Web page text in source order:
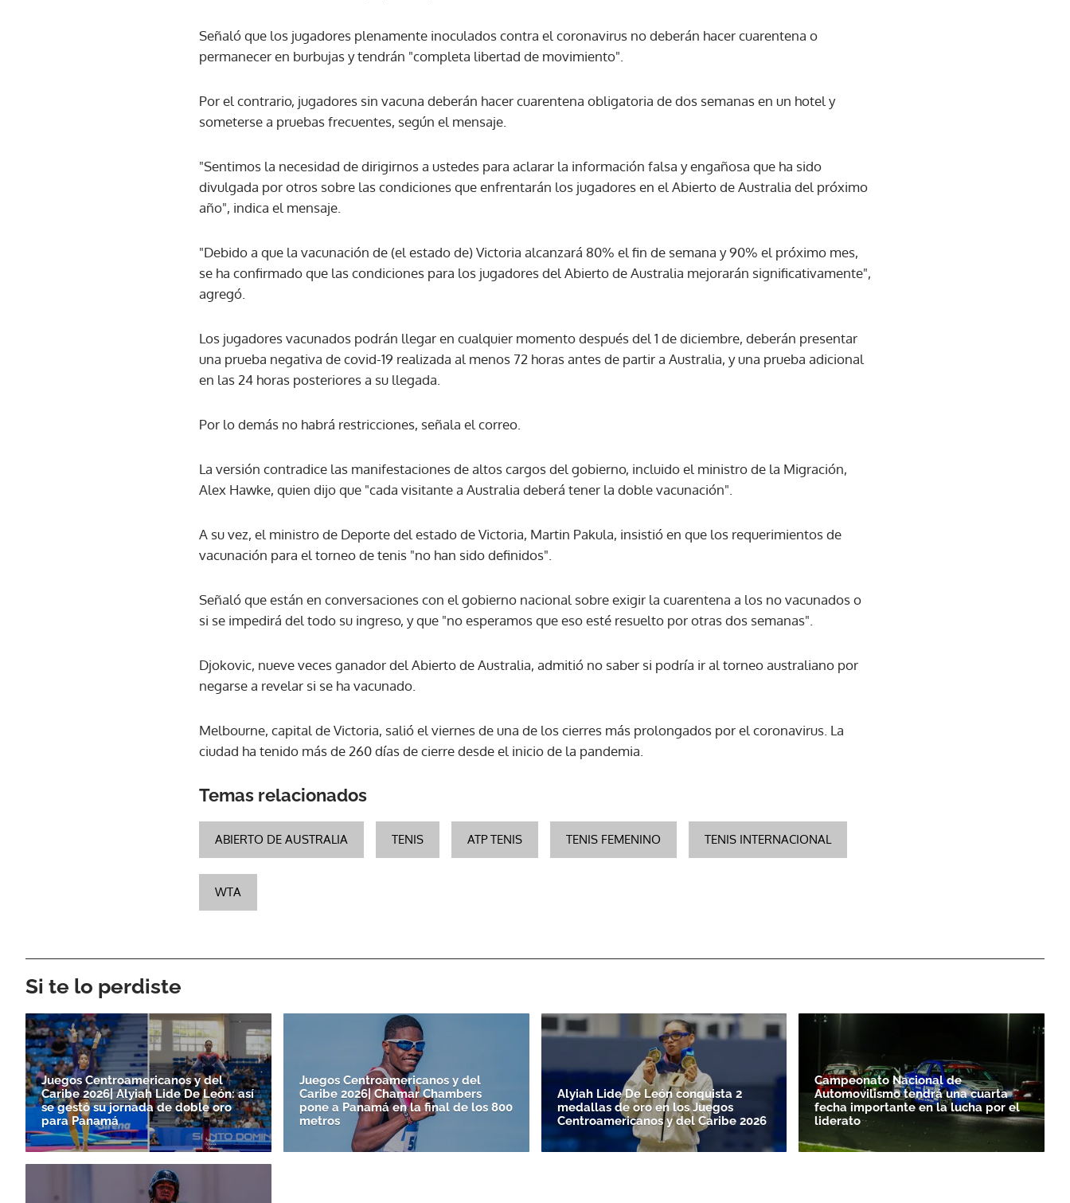
Gracias por suscribirte a nuestro boletín.
Señaló que los jugadores plenamente inoculados contra el coronavirus no deberán hacer cuarentena o
permanecer en burbujas y tendrán "completa libertad de movimiento".
Por el contrario, jugadores sin vacuna deberán hacer cuarentena obligatoria de dos semanas en un hotel y
someterse a pruebas frecuentes, según el mensaje.
"Sentimos la necesidad de dirigirnos a ustedes para aclarar la información falsa y engañosa que ha sido
divulgada por otros sobre las condiciones que enfrentarán los jugadores en el Abierto de Australia del próximo
año", indica el mensaje.
"Debido a que la vacunación de (el estado de) Victoria alcanzará 80% el fin de semana y 90% el próximo mes,
se ha confirmado que las condiciones para los jugadores del Abierto de Australia mejorarán significativamente",
agregó.
Los jugadores vacunados podrán llegar en cualquier momento después del 1 de diciembre, deberán presentar
una prueba negativa de covid-19 realizada al menos 72 horas antes de partir a Australia, y una prueba adicional
en las 24 horas posteriores a su llegada.
Por lo demás no habrá restricciones, señala el correo.
La versión contradice las manifestaciones de altos cargos del gobierno, incluido el ministro de la Migración,
Alex Hawke, quien dijo que "cada visitante a Australia deberá tener la doble vacunación".
A su vez, el ministro de Deporte del estado de Victoria, Martin Pakula, insistió en que los requerimientos de
vacunación para el torneo de tenis "no han sido definidos".
Señaló que están en conversaciones con el gobierno nacional sobre exigir la cuarentena a los no vacunados o
si se impedirá del todo su ingreso, y que "no esperamos que eso esté resuelto por otras dos semanas".
Djokovic, nueve veces ganador del Abierto de Australia, admitió no saber si podría ir al torneo australiano por
negarse a revelar si se ha vacunado.
Melbourne, capital de Victoria, salió el viernes de una de los cierres más prolongados por el coronavirus. La
ciudad ha tenido más de 260 días de cierre desde el inicio de la pandemia.
Temas relacionados
ABIERTO DE AUSTRALIA TENIS ATP TENIS TENIS FEMENINO TENIS INTERNACIONAL
WTA
Si te lo perdiste
Juegos Centroamericanos y del
Caribe 2026| Alyiah Lide De León: así
se gestó su jornada de doble oro
para Panamá
Juegos Centroamericanos y del
Caribe 2026| Chamar Chambers
pone a Panamá en la final de los 800
metros
Alyiah Lide De León conquista 2
medallas de oro en los Juegos
Centroamericanos y del Caribe 2026
Campeonato Nacional de
Automovilismo tendrá una cuarta
fecha importante en la lucha por el
liderato